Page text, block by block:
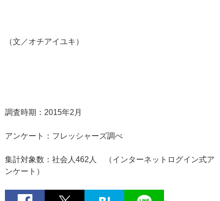
（文／オチアイユキ）
調査時期：2015年2月
アンケート：フレッシャーズ調べ
集計対象数：社会人462人 （インターネットログイン式ア
ンケート）